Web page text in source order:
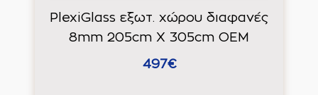
PlexiGlass εξωτ. χώρου διαφανές
8mm 205cm X 305cm ΟΕΜ
497€